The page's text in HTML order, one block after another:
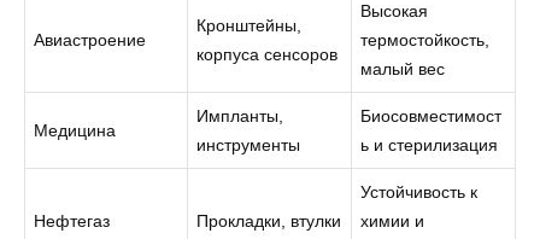
Авиастроение
Кронштейны,
корпуса сенсоров
Высокая
термостойкость,
малый вес
Медицина
Импланты,
инструменты
Биосовместимост
ь и стерилизация
Нефтегаз Прокладки, втулки
Устойчивость к
химии и